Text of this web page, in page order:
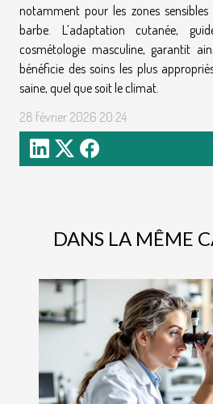
notamment pour les zones
barbe. L’adaptation cutanée,
cosmétologie masculine, garantit
bénéficie des soins les plus
saine, quel que soit le climat.
28 février 2026 20:24
DANS LA MÊME